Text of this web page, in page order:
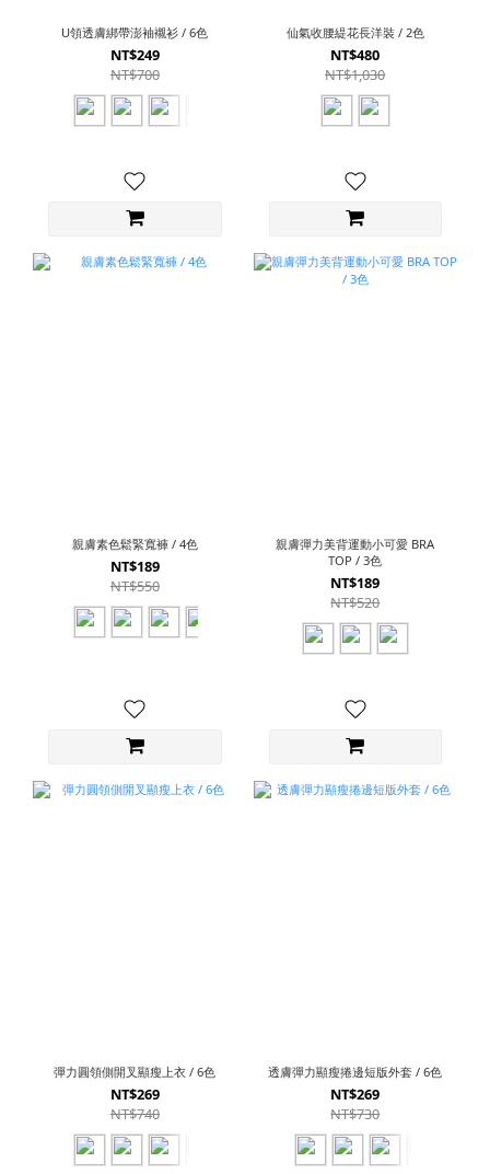
U領透膚綁帶澎袖襯衫 / 6色
NT$249
NT$700
仙氣收腰緹花長洋裝 / 2色
NT$480
NT$1,030
親膚素色鬆緊寬褲 / 4色
NT$189
NT$550
親膚彈力美背運動小可愛 BRA
TOP / 3色
NT$189
NT$520
彈力圓領側開叉顯瘦上衣 / 6色
NT$269
NT$740
透膚彈力顯瘦捲邊短版外套 / 6色
NT$269
NT$730